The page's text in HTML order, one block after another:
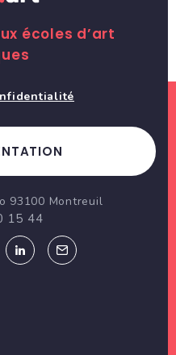
écoles d’art
93100 Montreuil
15 44